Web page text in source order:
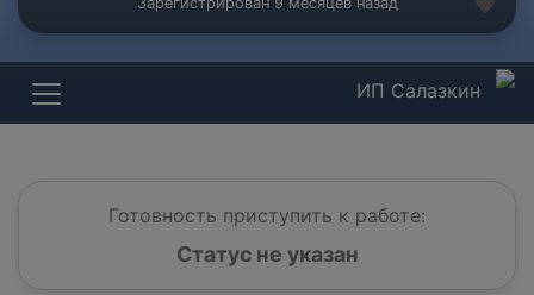
ИП Салазкин
Готовность приступить к работе:
Статус не указан